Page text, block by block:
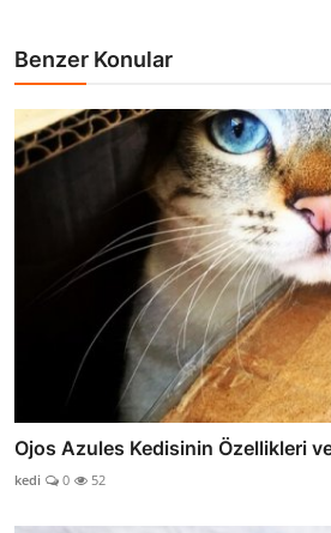
Benzer Konular
Ojos Azules Kedisinin Özellikleri ve
kedi 0 52